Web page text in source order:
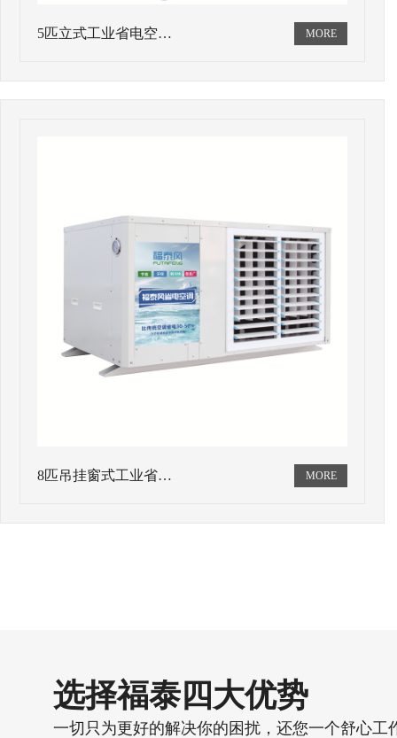
5匹立式工业省电空…
8匹吊挂窗式工业省…
选择福泰四大优势
一切只为更好的解决你的困扰，还您一个舒心工